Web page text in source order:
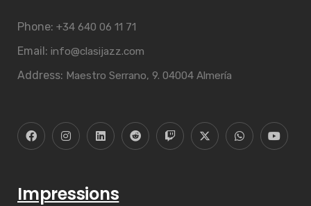
Phone: +34 640 06 11 71
Email: info@clasijazz.com
Address: Maestro Serrano, 9. 04004 Almería
Impressions